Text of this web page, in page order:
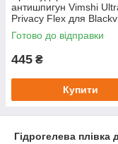
антишпигун Vimshi
Privacy Flex для
Oscal C20
Готово до відправки
445 ₴
Купити
Гідрогелева